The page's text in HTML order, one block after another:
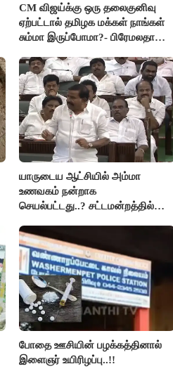
CM விஜய்க்கு ஒரு தலைகுனிவு
ஏற்பட்டால் தமிழக மக்கள் நாங்கள்
சும்மா இருப்போமா?- பிரேமலதா
யாருடைய ஆட்சியில் அம்மா
உணவகம் நன்றாக
செயல்பட்டது..? சட்டமன்றத்தில்
போதை ஊசியின் பழக்கத்தினால்
இளைஞர் உயிரிழப்பு..!!